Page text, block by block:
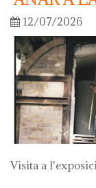
12/07/2026
Visita a